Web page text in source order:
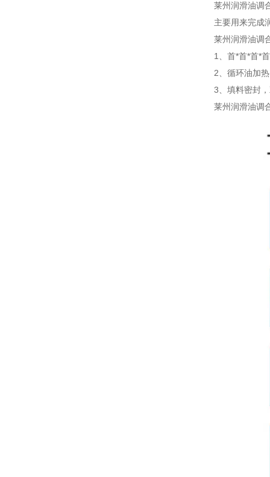
莱州润滑油调
主要用来完成
莱州润滑油调
1、首*首*首*
2、循环油加
3、填料密封
莱州润滑油调